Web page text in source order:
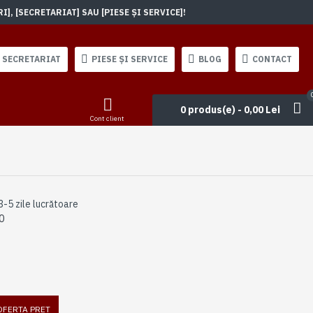
[SECRETARIAT] SAU [PIESE ȘI SERVICE]!
SECRETARIAT PIESE ȘI SERVICE BLOG CONTACT
Cont client
0 produs(e) - 0,00 Lei
5 zile lucrătoare
PRET